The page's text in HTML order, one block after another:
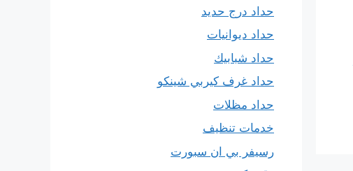
حداد درج حديد
حداد ديوانيات
حداد شبابيك
حداد غرف كيربي شينكو
حداد مظلات
خدمات تنظيف
رسيفر بي ان سبورت